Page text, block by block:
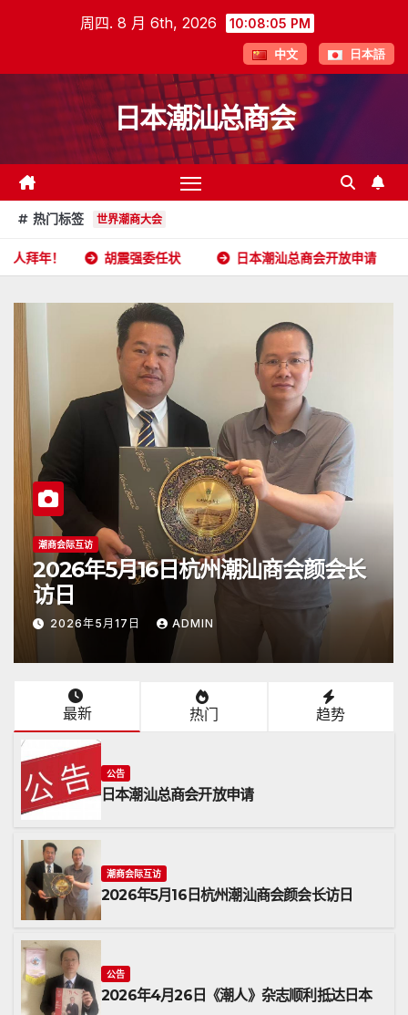
周四. 8 月 6th, 2026 10:08:07 PM
中文 日本語
日本潮汕总商会
热门标签 世界潮商大会
胡震强委任状 日本潮汕总商会开放申请 2026年5月16
潮商会际互访
2026年5月16日杭州潮汕商会颜会长
访日
2026年5月17日 ADMIN
最新 热门 趋势
公告
日本潮汕总商会开放申请
潮商会际互访
2026年5月16日杭州潮汕商会颜会长访日
公告
2026年4月26日《潮人》杂志顺利抵达日本